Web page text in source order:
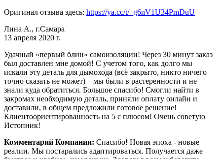
Оригинал отзыва здесь: https://ya.cc/t/_g6nV1U34PmDuU
Лина А., г.Самара
13 апреля 2020 г.
Удачный «первый блин» самоизоляции! Через 30 минут заказ
был доставлен мне домой! С учетом того, как долго мы
искали эту деталь для дымохода (всё закрыто, никто ничего
точно сказать не может) – мы были в растеренности и не
знали куда обратиться. Большое спасибо! Смогли найти в
закромах необходимую деталь, приняли оплату онлайн и
доставили, в общем предложили готовое решение!
Клиентоориентированность на 5 с плюсом! Очень советую
Истопник!
Комментарий Компании: Спасибо! Новая эпоха - новые
реалии. Мы постарались адаптироваться. Получается даже